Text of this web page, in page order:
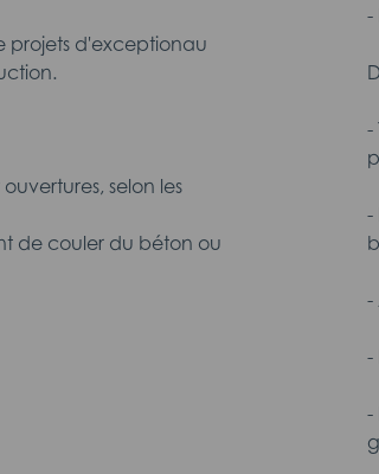
projets d'exceptionau
selon les
de couler du béton ou
-
-
-
-
-
-